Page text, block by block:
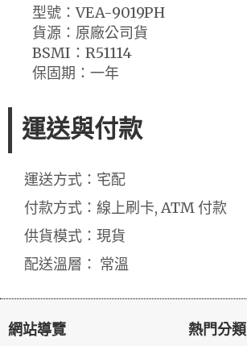
型號：VEA-9019PH
貨源：原廠公司貨
BSMI：R51114
保固期：一年
運送與付款
運送方式：宅配
付款方式：線上刷卡, ATM 付款
供貨模式：現貨
配送溫層： 常溫
網站導覽 熱門分類